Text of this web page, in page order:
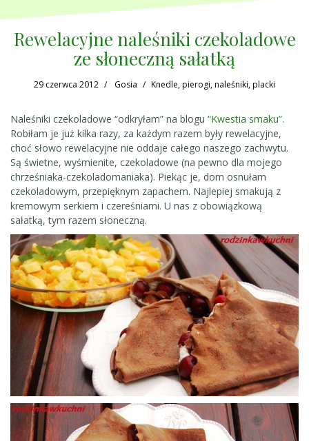
Rewelacyjne naleśniki czekoladowe
ze słoneczną sałatką
29 czerwca 2012 Gosia Knedle, pierogi, naleśniki, placki
Naleśniki czekoladowe “odkryłam” na blogu “Kwestia smaku”.
Robiłam je już kilka razy, za każdym razem były rewelacyjne,
choć słowo rewelacyjne nie oddaje całego naszego zachwytu.
Są świetne, wyśmienite, czekoladowe (na pewno dla mojego
chrześniaka-czekoladomaniaka). Piekąc je, dom osnułam
czekoladowym, przepięknym zapachem. Najlepiej smakują z
kremowym serkiem i czereśniami. U nas z obowiązkową
sałatką, tym razem słoneczną.